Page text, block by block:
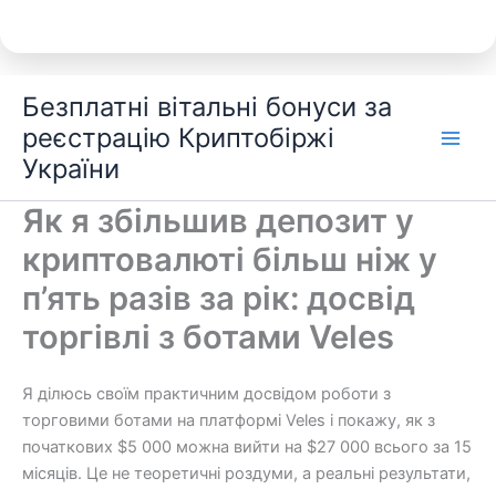
вмісту
Безплатні вітальні бонуси за
реєстрацію Криптобіржі
України
Як я збільшив депозит у
криптовалюті більш ніж у
п’ять разів за рік: досвід
торгівлі з ботами Veles
Я ділюсь своїм практичним досвідом роботи з
торговими ботами на платформі Veles і покажу, як з
початкових $5 000 можна вийти на $27 000 всього за 15
місяців. Це не теоретичні роздуми, а реальні результати,